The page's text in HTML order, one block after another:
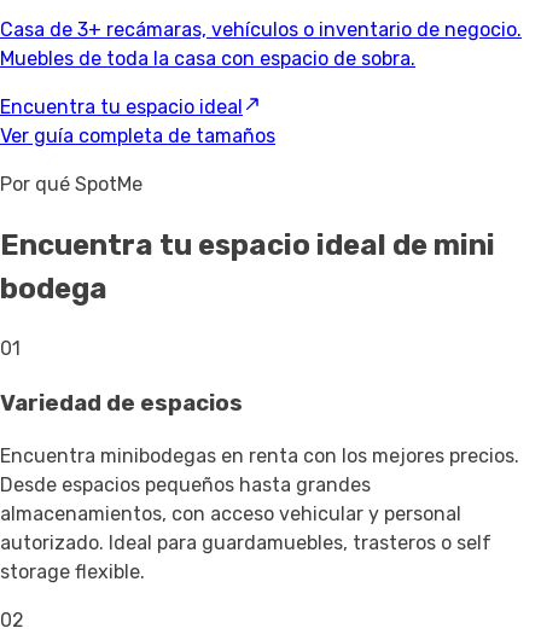
Casa de 3+ recámaras, vehículos o inventario de negocio.
Muebles de toda la casa con espacio de sobra.
Encuentra tu espacio ideal
Ver guía completa de tamaños
Por qué SpotMe
Encuentra tu espacio ideal de mini
bodega
01
Variedad de espacios
Encuentra minibodegas en renta con los mejores precios.
Desde espacios pequeños hasta grandes
almacenamientos, con acceso vehicular y personal
autorizado. Ideal para guardamuebles, trasteros o self
storage flexible.
02